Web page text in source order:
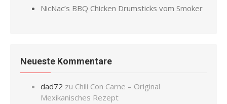
NicNac’s BBQ Chicken Drumsticks vom Smoker
Neueste Kommentare
dad72 zu Chili Con Carne – Original
Mexikanisches Rezept